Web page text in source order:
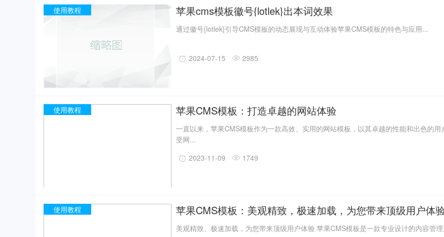
使用教程 苹果cms模板徽号{lotlek}出本词效果
通过徽号{lotlek}引导CMS模板的动态展现与互动体验苹果CMS模板的特色与应用...
2024-07-15 2985
使用教程 苹果CMS模板：打造卓越的网站体验
一直以来，苹果CMS模板作为一款高效、实用的网站模板，以其卓越的性能和出色的用
受网...
2023-11-09
1749
使用教程 苹果CMS模板：美观精致，极速加载，为您带来顶级用户体
美观精致、极速加载，为您带来顶级用户体验 苹果CMS模板是一款专业设计的内容管